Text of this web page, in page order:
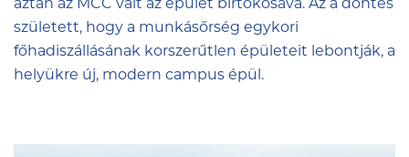
aztán az MCC vált az épület birtokosává. Az a döntés
született, hogy a munkásőrség egykori
főhadiszállásának korszerűtlen épületeit lebontják, a
helyükre új, modern campus épül.